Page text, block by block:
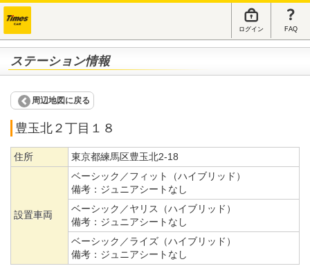
ログイン FAQ
ステーション情報
周辺地図に戻る
豊玉北２丁目１８
住所 東京都練馬区豊玉北2-18
設置車両
ベーシック／フィット（ハイブリッド）
備考： ジュニアシートなし
ベーシック／ヤリス（ハイブリッド）
備考： ジュニアシートなし
ベーシック／ライズ（ハイブリッド）
備考： ジュニアシートなし